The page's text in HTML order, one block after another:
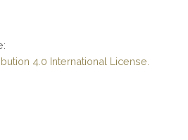
4.0 International License.